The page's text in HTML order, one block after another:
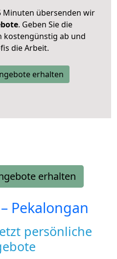
Minuten übersenden wir
. Geben Sie die
ab und
die Arbeit.
erhalten
erhalten
Pekalongan
persönliche